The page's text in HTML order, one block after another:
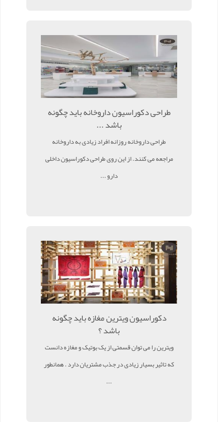
طراحی دکوراسیون داروخانه باید چگونه
باشد ...
طراحی داروخانه روزانه افراد زیادی به داروخانه
مراجعه می کنند. از این روی طراحی دکوراسیون داخلی
دارو ...
دکوراسیون ویترین مغازه باید چگونه
باشد ؟
ویترین را می توان قسمتی از یک بوتیک و مغازه دانست
که تاثیر بسیار زیادی در جذب مشتریان دارد . همانطور
...